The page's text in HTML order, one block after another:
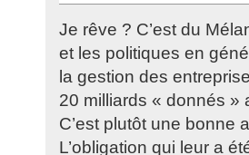
Je rêve ? C’est du
et les politiques en
la gestion des
20 milliards « donnés »
C’est plutôt une bonne
L’obligation qui leur a